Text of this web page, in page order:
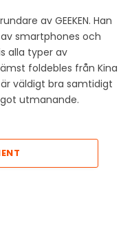
av GEEKEN. Han
smartphones och
alla typer av
foldebles från Kina
väldigt bra samtidigt
utmanande.